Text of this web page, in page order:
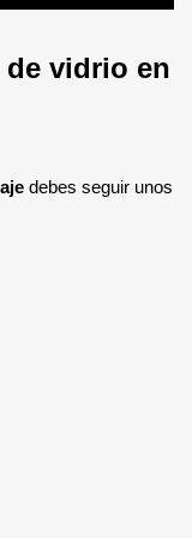
vidrio en
debes seguir unos